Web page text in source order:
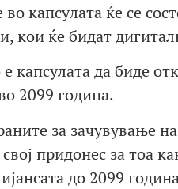
капсулата ќе се
кои ќе бидат
капсулата да биде
2099 година.
за зачувување
придонес за тоа
до 2099